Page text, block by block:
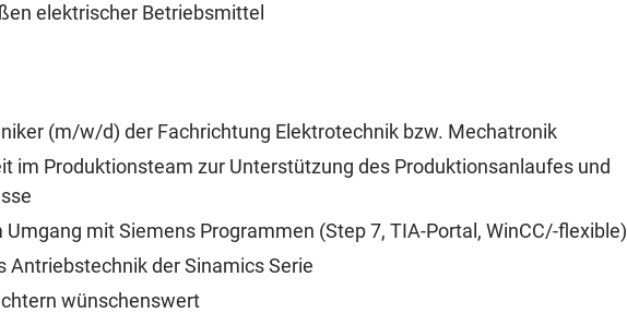
elektrischer Betriebsmittel
(m/w/d) der Fachrichtung Elektrotechnik bzw. Mechatronik
im Produktionsteam zur Unterstützung des Produktionsanlaufes und
mit Siemens Programmen (Step 7, TIA-Portal, WinCC/-flexible)
Antriebstechnik der Sinamics Serie
wünschenswert